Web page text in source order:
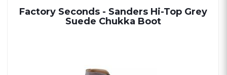
Factory Seconds - Sanders Hi-Top Grey
Suede Chukka Boot